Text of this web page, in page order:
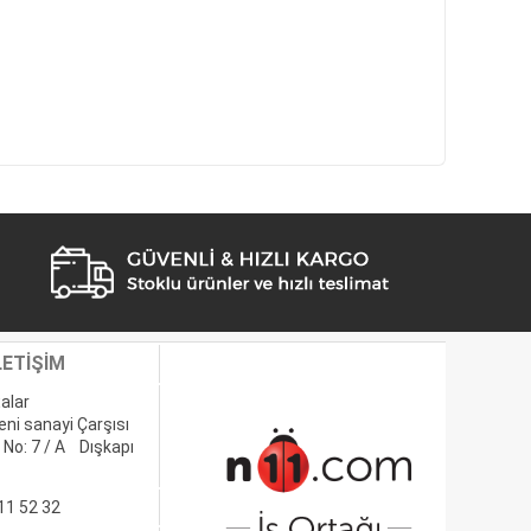
sanayi Çarşısı
7 / A Dışkapı
52 32